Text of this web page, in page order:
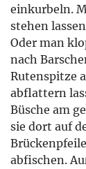
einkurbeln.
stehen
Oder man
nach
Rutenspitze
abflattern
Büsche am
sie dort auf
abfischen.